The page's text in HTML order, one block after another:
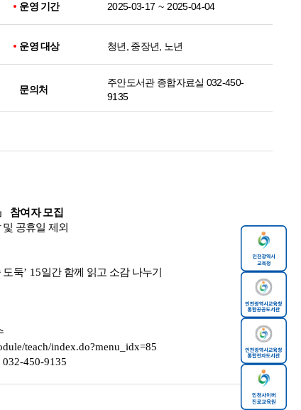
운영 기간 2025-03-17 ~ 2025-04-04
운영 대상 청년, 중장년, 노년
문의처
주안도서관 종합자료실 032-450-
9135
참여자 모집
및 공휴일 제외
도둑’ 15일간 함께 읽고 소감 나누기
teach/index.do?menu_idx=85
032-450-9135